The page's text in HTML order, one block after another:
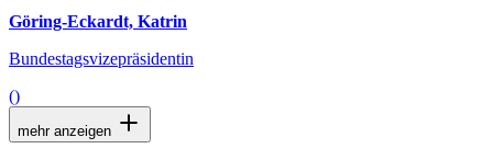
Göring-Eckardt, Katrin
Bundestagsvizepräsidentin
()
mehr anzeigen